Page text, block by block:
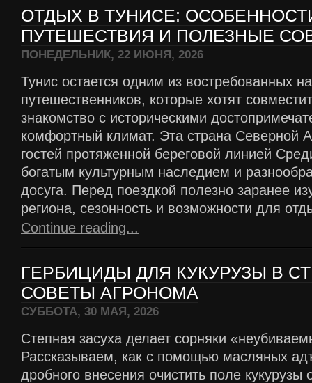
ОТДЫХ В ТУНИСЕ:
ПУТЕШЕСТВИЯ И ПОЛЕЗНЫЕ
ПОНЕДЕЛЬНИК, 22 ИЮНЯ, 2026
Тунис остается одним из востребованных
путешественников, которые хотят
знакомство с историческими
комфортный климат. Эта страна Северной
гостей протяженной береговой линией
богатым культурным наследием и
досуга. Перед поездкой полезно заранее
региона, сезонность и возможности для
Continue reading...
ГЕРБИЦИДЫ ДЛЯ КУКУРУЗЫ В
СОВЕТЫ АГРОНОМА
СУББОТА, 30 МАЯ, 2026
Степная засуха делает сорняки
Рассказываем, как с помощью масляных
дробного внесения очистить поле кукурузы